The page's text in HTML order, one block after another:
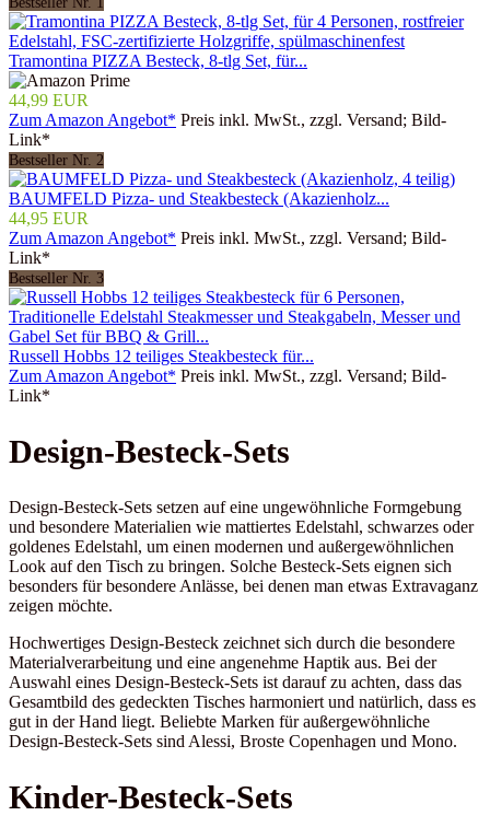
Tramontina PIZZA Besteck, 8-tlg Set, für...
44,99 EUR
Zum Amazon Angebot* Preis inkl. MwSt., zzgl. Versand; Bild-
Link*
Bestseller Nr. 2
BAUMFELD Pizza- und Steakbesteck (Akazienholz...
44,95 EUR
Zum Amazon Angebot* Preis inkl. MwSt., zzgl. Versand; Bild-
Link*
Bestseller Nr. 3
Russell Hobbs 12 teiliges Steakbesteck für...
Zum Amazon Angebot* Preis inkl. MwSt., zzgl. Versand; Bild-
Link*
Design-Besteck-Sets
Design-Besteck-Sets setzen auf eine ungewöhnliche Formgebung
und besondere Materialien wie mattiertes Edelstahl, schwarzes oder
goldenes Edelstahl, um einen modernen und außergewöhnlichen
Look auf den Tisch zu bringen. Solche Besteck-Sets eignen sich
besonders für besondere Anlässe, bei denen man etwas Extravaganz
zeigen möchte.
Hochwertiges Design-Besteck zeichnet sich durch die besondere
Materialverarbeitung und eine angenehme Haptik aus. Bei der
Auswahl eines Design-Besteck-Sets ist darauf zu achten, dass das
Gesamtbild des gedeckten Tisches harmoniert und natürlich, dass es
gut in der Hand liegt. Beliebte Marken für außergewöhnliche
Design-Besteck-Sets sind Alessi, Broste Copenhagen und Mono.
Kinder-Besteck-Sets